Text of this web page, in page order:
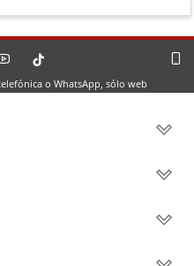
o WhatsApp, sólo web